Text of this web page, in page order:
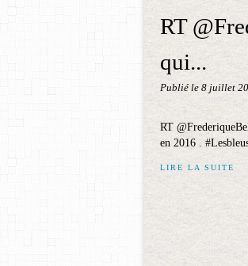
RT
qui...
Publié le 8 juillet
RT
en 2016 .
LIRE LA SUITE